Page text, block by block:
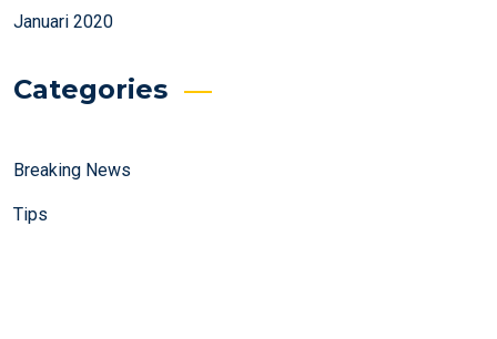
Januari 2020
Categories
Breaking News
Tips